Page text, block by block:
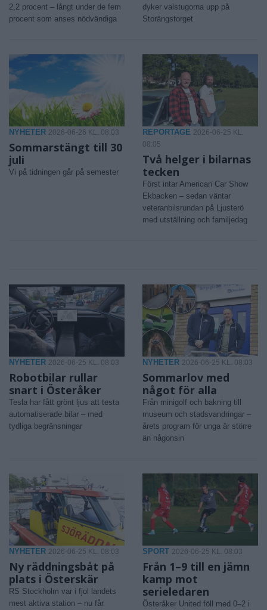
2,2 procent – långt under de fem
procent som anses nödvändiga
dyker valstugorna upp på
Storängstorget
NYHETER 2026-06-26 KL. 08:03
Sommarstängt till 30
juli
Vi på tidningen går på semester
REPORTAGE 2026-06-25 KL.
08:05
Två helger i bilarnas
tecken
Först intar American Car Show
Ekbacken – sedan väntar
veteranbilsrundan på Ljusterö
med utställning och familjedag
NYHETER 2026-06-25 KL. 08:03
Robotbilar rullar
snart i Österåker
Tesla har fått grönt ljus att testa
automatiserade bilar – med
tydliga begränsningar
NYHETER 2026-06-25 KL. 08:03
Sommarlov med
något för alla
Från minigolf och bakning till
museum och stadsvandringar –
årets program för unga är större
än någonsin
NYHETER 2026-06-25 KL. 08:03
Ny räddningsbåt på
plats i Österskär
RS Stockholm var i fjol landets
mest aktiva station – nu får
SPORT 2026-06-25 KL. 08:03
Från 1–9 till en jämn
kamp mot
serieledaren
Österåker United föll med 0–2 i